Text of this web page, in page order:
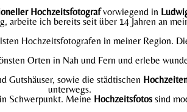
Hochzeitsfotografvorwiegend in
arbeite ich bereits seit über 14 Jahren an
Hochzeitsfotografen in meiner Region.
Orten in Nah und Fern und erlebe
Gutshäuser, sowie die städtischen
unterwegs.
Schwerpunkt. Meine Hochzeitsfotos sind